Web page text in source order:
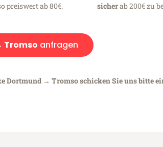
preiswert ab 80€.
sicherab 200€ zu
Tromso anfragen
Dortmund → Tromso schicken Sie uns bitte